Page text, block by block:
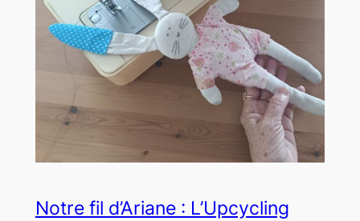
Notre fil d’Ariane : L’Upcycling